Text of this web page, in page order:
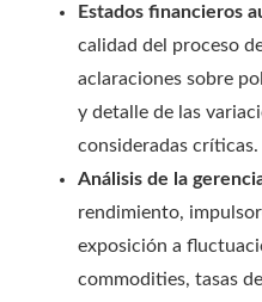
Estados financieros
calidad del proceso
aclaraciones sobre
y detalle de las
consideradas críticas.
Análisis de la
rendimiento,
exposición a
commodities, tasas